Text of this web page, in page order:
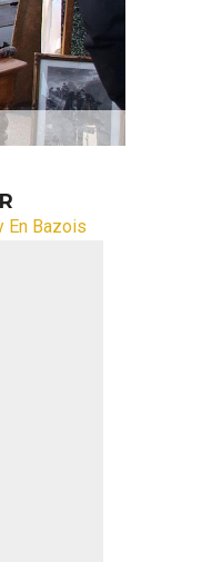
En Bazois